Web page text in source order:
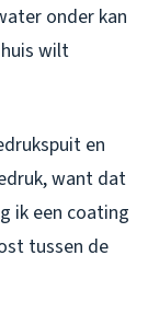
onder kan
wilt
en
want dat
ik een coating
tussen de